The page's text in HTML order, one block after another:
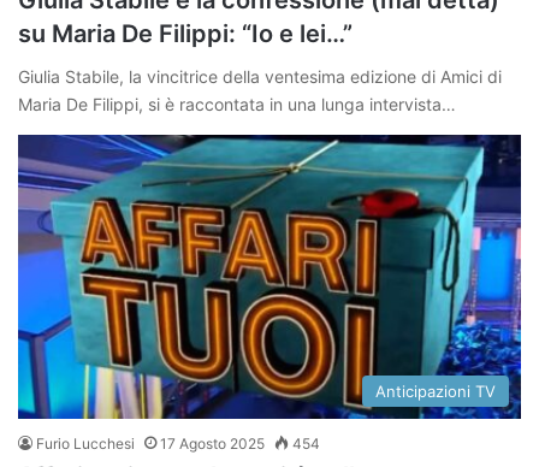
su Maria De Filippi: “Io e lei…”
Giulia Stabile, la vincitrice della ventesima edizione di Amici di
Maria De Filippi, si è raccontata in una lunga intervista…
Anticipazioni TV
Furio Lucchesi 17 Agosto 2025 454